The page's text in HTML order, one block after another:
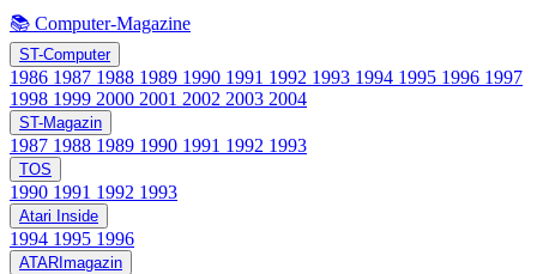
📚 Computer-Magazine
ST-Computer
1986 1987 1988 1989 1990 1991 1992 1993 1994 1995 1996 1997
1998 1999 2000 2001 2002 2003 2004
ST-Magazin
1987 1988 1989 1990 1991 1992 1993
TOS
1990 1991 1992 1993
Atari Inside
1994 1995 1996
ATARImagazin